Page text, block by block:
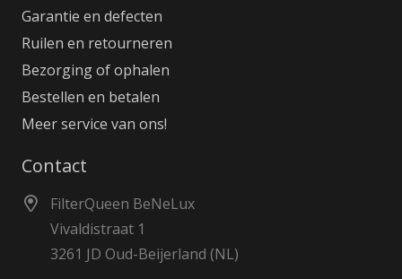
Garantie en defecten
Ruilen en retourneren
Bezorging of ophalen
Bestellen en betalen
Meer service van ons!
Contact
FilterQueen BeNeLux
Vivaldistraat 1
3261 JD Oud-Beijerland (NL)